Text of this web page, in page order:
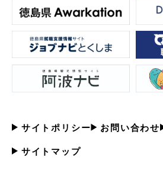
サイトポリシー お問い合わせ
サイトマップ